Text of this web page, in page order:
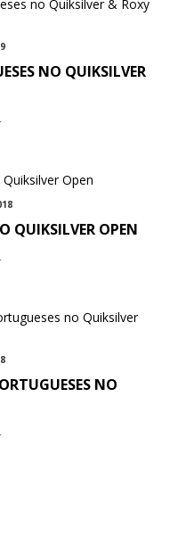
NO QUIKSILVER
QUIKSILVER OPEN
NO